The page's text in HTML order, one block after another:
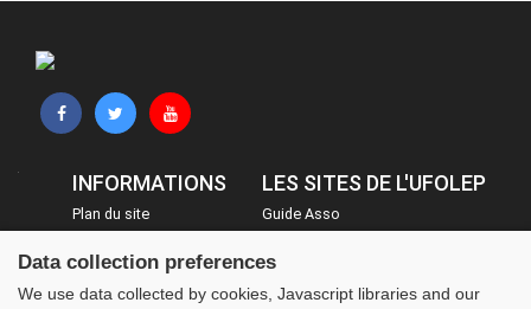
INFORMATIONS
Plan du site
Mentions légales
Administration
LES SITES DE L'UFOLEP
Guide Asso
Inscriptions évènements
Data collection preferences
We use data collected by cookies, Javascript libraries and our